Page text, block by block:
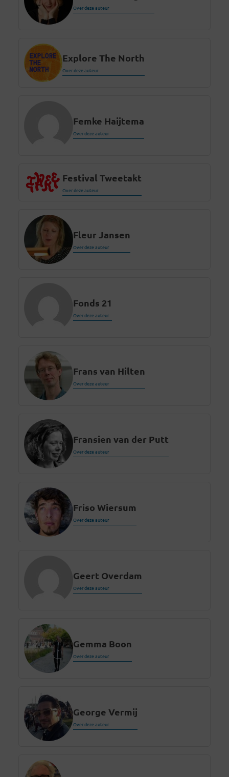
Over deze auteur
Explore The North
Over deze auteur
Femke Haijtema
Over deze auteur
Festival Tweetakt
Over deze auteur
Fleur Jansen
Over deze auteur
Fonds 21
Over deze auteur
Frans van Hilten
Over deze auteur
Fransien van der Putt
Over deze auteur
Friso Wiersum
Over deze auteur
Geert Overdam
Over deze auteur
Gemma Boon
Over deze auteur
George Vermij
Over deze auteur